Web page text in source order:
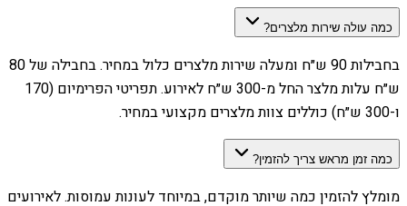
כמה עולה שירות מלצרים?
בחבילות 90 ש״ח ומעלה שירות מלצרים כלול במחיר. בחבילה של 80
ש״ח עלות מלצר החל מ-300 ש״ח לאירוע. תפריטי הפרימיום (170
ו-300 ש״ח) כוללים צוות מלצרים מקצועי במחיר.
כמה זמן מראש צריך להזמין?
מומלץ להזמין כמה שיותר מוקדם, במיוחד לעונות עמוסות. לאירועים